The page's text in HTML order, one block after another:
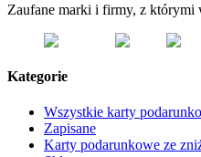
Zaufane marki i firmy, z którymi
Kategorie
Wszystkie karty
Zapisane
Karty podarunkowe ze